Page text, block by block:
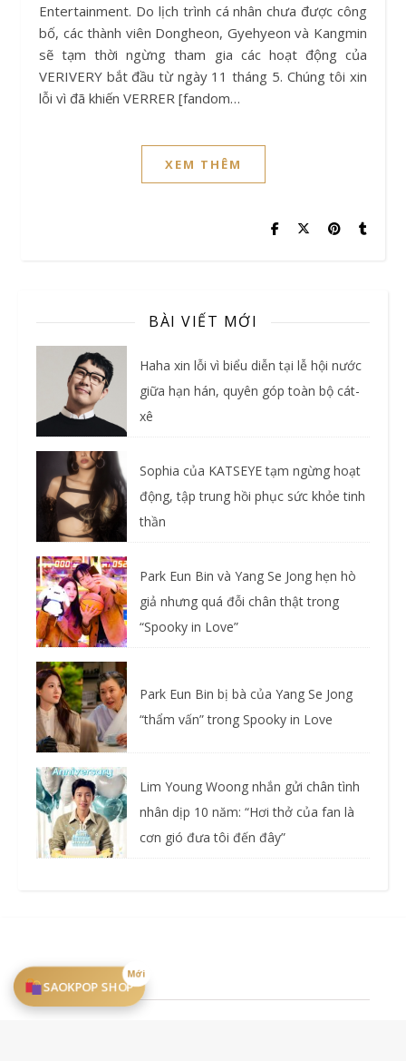
Entertainment. Do lịch trình cá nhân chưa được công
bố, các thành viên Dongheon, Gyehyeon và Kangmin
sẽ tạm thời ngừng tham gia các hoạt động của
VERIVERY bắt đầu từ ngày 11 tháng 5. Chúng tôi xin
lỗi vì đã khiến VERRER [fandom…
XEM THÊM
BÀI VIẾT MỚI
Haha xin lỗi vì biểu diễn tại lễ hội nước
giữa hạn hán, quyên góp toàn bộ cát-
xê
Sophia của KATSEYE tạm ngừng hoạt
động, tập trung hồi phục sức khỏe tinh
thần
Park Eun Bin và Yang Se Jong hẹn hò
giả nhưng quá đỗi chân thật trong
“Spooky in Love”
Park Eun Bin bị bà của Yang Se Jong
“thẩm vấn” trong Spooky in Love
Lim Young Woong nhắn gửi chân tình
nhân dịp 10 năm: “Hơi thở của fan là
cơn gió đưa tôi đến đây”
SAOKPOP SHOP
Mới